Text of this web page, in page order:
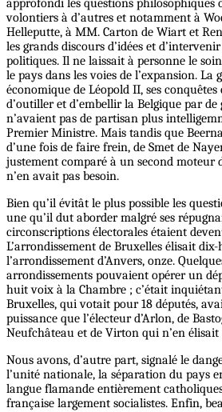
approfondi les questions philosophiques
volontiers à d’autres et notamment à
Helleputte, à MM. Carton de Wiart et
les grands discours d’idées et
politiques. Il ne laissait à personne le
le pays dans les voies de l’expansion. La
économique de Léopold II, ses
d’outiller et d’embellir la Belgique par
n’avaient pas de partisan plus
Premier Ministre. Mais tandis que
d’une fois de faire frein, de Smet de
justement comparé à un second moteur
n’en avait pas besoin.
Bien qu’il évitât le plus possible les
une qu’il dut aborder malgré ses
circonscriptions électorales étaient
L’arrondissement de Bruxelles élisait
l’arrondissement d’Anvers, onze.
arrondissements pouvaient opérer un
huit voix à la Chambre ; c’était
Bruxelles, qui votait pour 18 députés,
puissance que l’électeur d’Arlon, de
Neufchâteau et de Virton qui n’en élisait
Nous avons, d’autre part, signalé le
l’unité nationale, la séparation du pays
langue flamande entièrement
française largement socialistes. Enfin,